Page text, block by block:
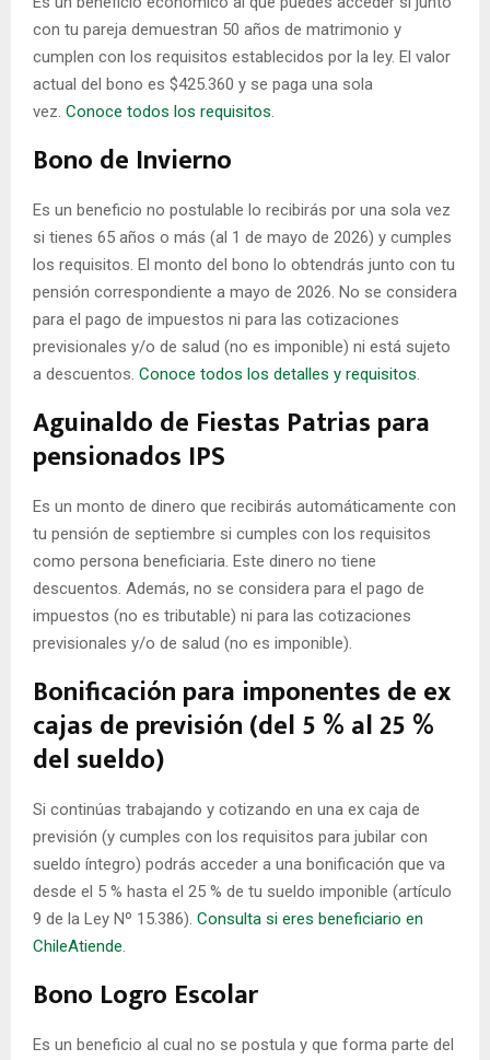
con tu pareja demuestran 50 años de matrimonio y
cumplen con los requisitos establecidos por la ley. El valor
actual del bono es $425.360 y se paga una sola
vez. Conoce todos los requisitos.
Bono de Invierno
Es un beneficio no postulable lo recibirás por una sola vez
si tienes 65 años o más (al 1 de mayo de 2026) y cumples
los requisitos. El monto del bono lo obtendrás junto con tu
pensión correspondiente a mayo de 2026. No se considera
para el pago de impuestos ni para las cotizaciones
previsionales y/o de salud (no es imponible) ni está sujeto
a descuentos. Conoce todos los detalles y requisitos.
Aguinaldo de Fiestas Patrias para
pensionados IPS
Es un monto de dinero que recibirás automáticamente con
tu pensión de septiembre si cumples con los requisitos
como persona beneficiaria. Este dinero no tiene
descuentos. Además, no se considera para el pago de
impuestos (no es tributable) ni para las cotizaciones
previsionales y/o de salud (no es imponible).
Bonificación para imponentes de ex
cajas de previsión (del 5 % al 25 %
del sueldo)
Si continúas trabajando y cotizando en una ex caja de
previsión (y cumples con los requisitos para jubilar con
sueldo íntegro) podrás acceder a una bonificación que va
desde el 5 % hasta el 25 % de tu sueldo imponible (artículo
9 de la Ley Nº 15.386). Consulta si eres beneficiario en
ChileAtiende.
Bono Logro Escolar
Es un beneficio al cual no se postula y que forma parte del